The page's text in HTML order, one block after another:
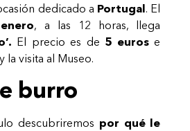
dedicado a Portugal. El
, a las 12 horas, llega
El precio es de 5 eurose
la visita al Museo.
burro
descubriremos por qué le